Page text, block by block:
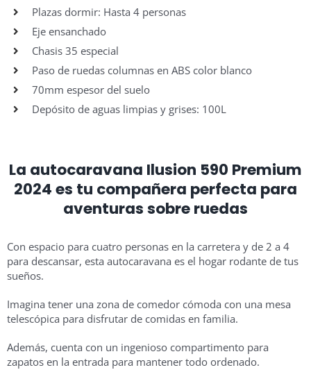
Plazas dormir: Hasta 4 personas
Eje ensanchado
Chasis 35 especial
Paso de ruedas columnas en ABS color blanco
70mm espesor del suelo
Depósito de aguas limpias y grises: 100L
La autocaravana Ilusion 590 Premium
2024 es tu compañera perfecta para
aventuras sobre ruedas
Con espacio para cuatro personas en la carretera y de 2 a 4
para descansar, esta autocaravana es el hogar rodante de tus
sueños.
Imagina tener una zona de comedor cómoda con una mesa
telescópica para disfrutar de comidas en familia.
Además, cuenta con un ingenioso compartimento para
zapatos en la entrada para mantener todo ordenado.